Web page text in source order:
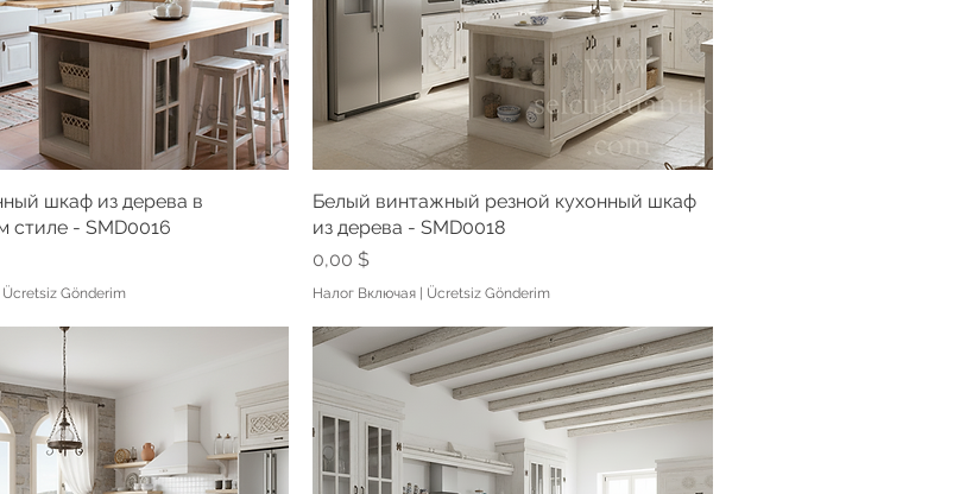
шкаф из дерева в
стиле - SMD0016
Ücretsiz Gönderim
Белый винтажный резной кухонный шкаф
из дерева - SMD0018
Цена
0,00 $
Налог Включая| Ücretsiz Gönderim